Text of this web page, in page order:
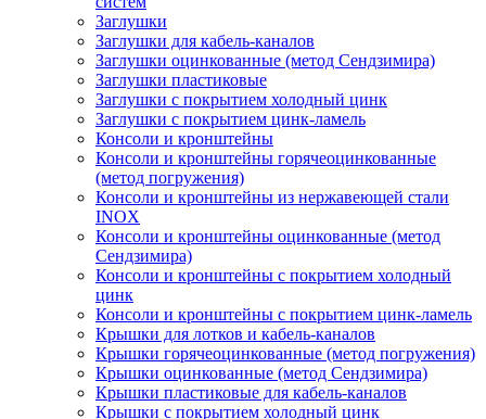
Заглушки
Заглушки для кабель-каналов
Заглушки оцинкованные (метод Сендзимира)
Заглушки пластиковые
Заглушки с покрытием холодный цинк
Заглушки с покрытием цинк-ламель
Консоли и кронштейны
Консоли и кронштейны горячеоцинкованные
(метод погружения)
Консоли и кронштейны из нержавеющей стали
INOX
Консоли и кронштейны оцинкованные (метод
Сендзимира)
Консоли и кронштейны с покрытием холодный
цинк
Консоли и кронштейны с покрытием цинк-ламель
Крышки для лотков и кабель-каналов
Крышки горячеоцинкованные (метод погружения)
Крышки оцинкованные (метод Сендзимира)
Крышки пластиковые для кабель-каналов
Крышки с покрытием холодный цинк